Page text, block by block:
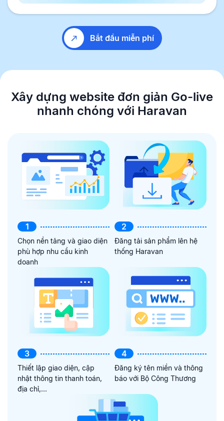
Bắt đầu miễn phí
Xây dựng website đơn giản Go-live
nhanh chóng với Haravan
1
Chọn nền tảng và giao diện
phù hợp nhu cầu kinh
doanh
2
Đăng tải sản phẩm lên hệ
thống Haravan
3
Thiết lập giao diện, cập
nhật thông tin thanh toán,
địa chỉ,...
4
Đăng ký tên miền và thông
báo với Bộ Công Thương